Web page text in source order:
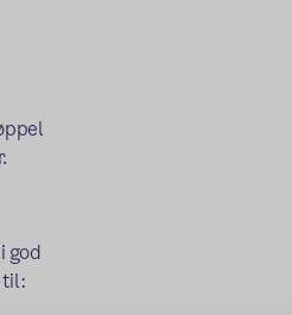
god
til: